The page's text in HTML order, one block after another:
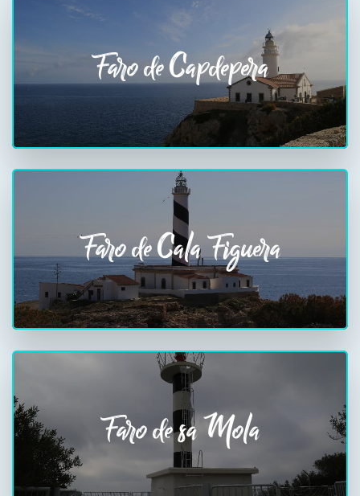
Faro de Capdepera
Faro de Cala Figuera
Faro de sa Mola